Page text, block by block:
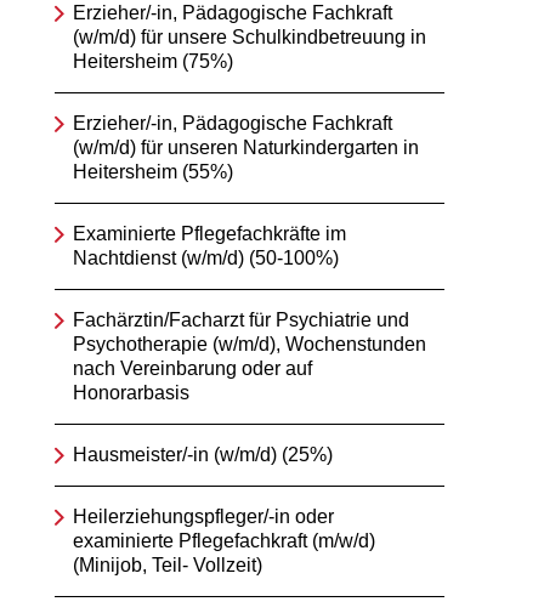
Erzieher/-in, Pädagogische Fachkraft
(w/m/d) für unsere Schulkindbetreuung in
Heitersheim (75%)
Erzieher/-in, Pädagogische Fachkraft
(w/m/d) für unseren Naturkindergarten in
Heitersheim (55%)
Examinierte Pflegefachkräfte im
Nachtdienst (w/m/d) (50-100%)
Fachärztin/Facharzt für Psychiatrie und
Psychotherapie (w/m/d), Wochenstunden
nach Vereinbarung oder auf
Honorarbasis
Hausmeister/-in (w/m/d) (25%)
Heilerziehungspfleger/-in oder
examinierte Pflegefachkraft (m/w/d)
(Minijob, Teil- Vollzeit)